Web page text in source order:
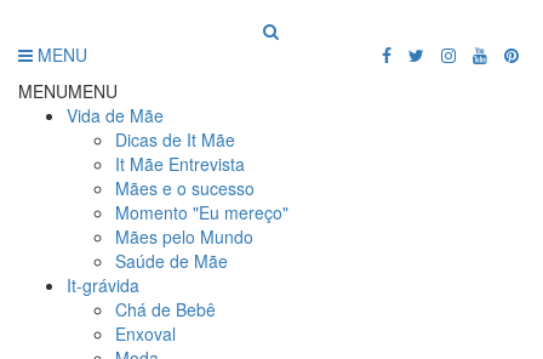
MENU
MENUMENU
Vida de Mãe
Dicas de It Mãe
It Mãe Entrevista
Mães e o sucesso
Momento "Eu mereço"
Mães pelo Mundo
Saúde de Mãe
It-grávida
Chá de Bebê
Enxoval